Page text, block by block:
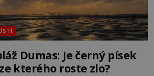
Dumas: Je černý písek
kterého roste zlo?